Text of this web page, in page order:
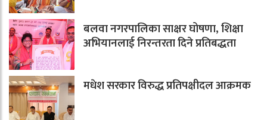
बलवा नगरपालिका साक्षर घोषणा, शिक्षा
अभियानलाई निरन्तरता दिने प्रतिबद्धता
मधेश सरकार विरुद्ध प्रतिपक्षीदल आक्रमक